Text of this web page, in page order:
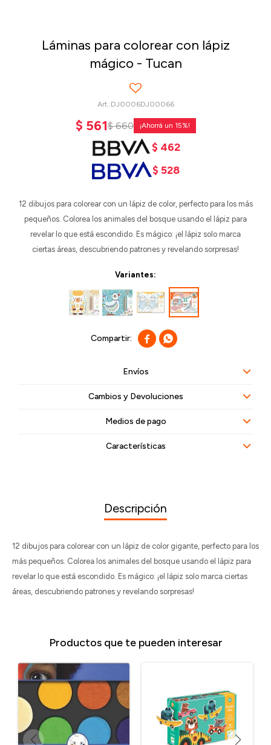
Láminas para colorear con lápiz
mágico - Tucan
DJ0006DJ00066
$ 561$ 660 15
$ 462
$ 528
12 dibujos para colorear con un lápiz de color, perfecto para los más
pequeños. Colorea los animales del bosque usando el lápiz para
revelar lo que está escondido. Es mágico: ¡el lápiz solo marca
ciertas áreas, descubriendo patrones y revelando sorpresas!
Variantes:
 
Envíos
Cambios y Devoluciones
Medios de pago
Características
Descripción
12 dibujos para colorear con un lápiz de color gigante, perfecto para los
más pequeños. Colorea los animales del bosque usando el lápiz para
revelar lo que está escondido. Es mágico: ¡el lápiz solo marca ciertas
áreas, descubriendo patrones y revelando sorpresas!
Productos que te pueden interesar